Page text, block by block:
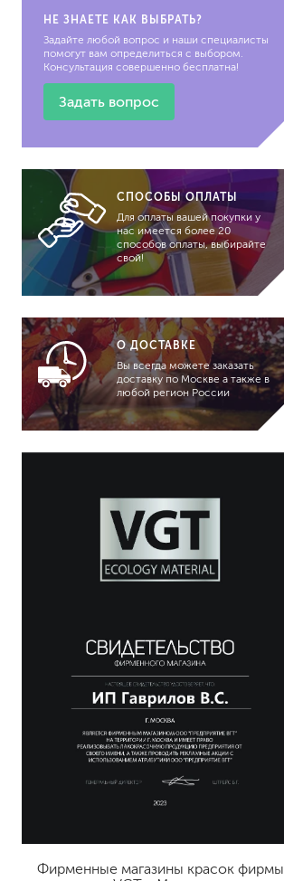
НЕ ЗНАЕТЕ КАК ВЫБРАТЬ?
Задайте любой вопрос и наши специалисты
помогут вам определиться с выбором.
Консультация совершенно бесплатна!
Задать вопрос
CПОСОБЫ ОПЛАТЫ
Для оплаты вашей покупки у
нас имеется более 20
способов оплаты, выбирайте
свой!
О ДОСТАВКЕ
Вы всегда можете заказать
доставку по Москве а также в
любой регион России
Фирменные магазины красок фирмы